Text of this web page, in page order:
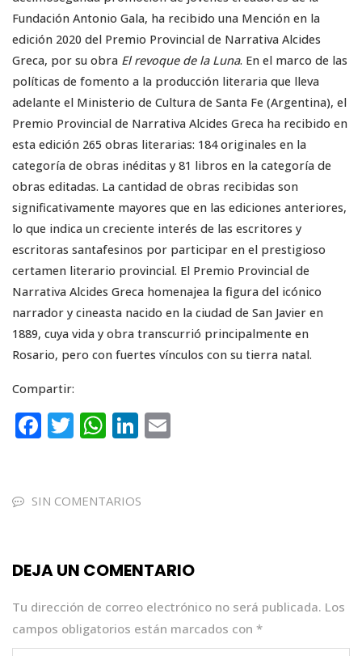
Fundación Antonio Gala, ha recibido una Mención en la
edición 2020 del Premio Provincial de Narrativa Alcides
Greca, por su obra El revoque de la Luna. En el marco de las
políticas de fomento a la producción literaria que lleva
adelante el Ministerio de Cultura de Santa Fe (Argentina), el
Premio Provincial de Narrativa Alcides Greca ha recibido en
esta edición 265 obras literarias: 184 originales en la
categoría de obras inéditas y 81 libros en la categoría de
obras editadas. La cantidad de obras recibidas son
significativamente mayores que en las ediciones anteriores,
lo que indica un creciente interés de las escritores y
escritoras santafesinos por participar en el prestigioso
certamen literario provincial. El Premio Provincial de
Narrativa Alcides Greca homenajea la figura del icónico
narrador y cineasta nacido en la ciudad de San Javier en
1889, cuya vida y obra transcurrió principalmente en
Rosario, pero con fuertes vínculos con su tierra natal.
Compartir:
F
e
o
k
T
te
W
ts
p
Li
e
SIN COMENTARIOS
DEJA UN COMENTARIO
Tu dirección de correo electrónico no será publicada. Los
campos obligatorios están marcados con *